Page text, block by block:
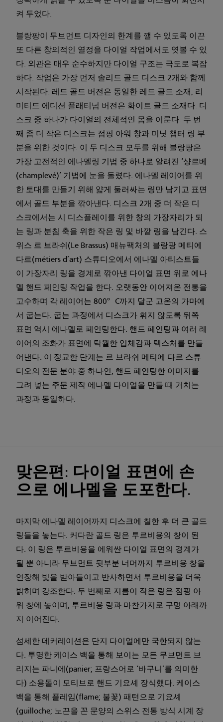
켜 두었다.
블랑팡이 무브먼트 디자인의 한계를 깰 수 있도록 이끈
또 다른 창의적인 열정을 다이얼 작업에서도 엿볼 수 있
다. 외관은 매우 순수하지만 다이얼 구조는 극도로 복잡
하다. 작업은 가장 먼저 솔리드 골드 디스크 2개와 함께
시작된다. 레드 골드 버전은 동일한 레드 골드 소재, 리
미티드 에디션 플래티넘 버전은 화이트 골드 소재다. 디
스크 중 하나가 다이얼의 전체적인 몸을 이룬다. 두 번
째 좀 더 작은 디스크는 점핑 아워 창과 미닛 챕터 링 부
분을 위한 것이다. 이 두 디스크 모두를 위해 블랑팡은
가장 고전적인 에나멜링 기법 중 하나로 알려진 ‘샹르베
(champlevé)’ 기법에 눈을 돌렸다. 에나멜 레이어를 위
한 토대를 만들기 위해 얇게 둘러싸는 링만 남기고 표면
에서 골드 부분을 깎아낸다. 디스크 2개 중 더 작은 디
스크에서는 시 디스플레이를 위한 창의 가장자리가 되
는 링과 분침 축을 위한 작은 링 및 바깥 링을 남긴다. 스
위스 르 브라쉬(Le Brassus) 매뉴팩처의 블랑팡 메티에
다르(métiers d’art) 스튜디오에서 에나멜 아티스트들
이 가장자리 링을 경계로 깎아낸 다이얼 표면 위로 에나
멜 핸드 페인팅 작업을 한다. 오랫동안 이어져온 전통을
고수하며 각 레이어는 800° C까지 달군 고온의 가마에
서 굽는다. 굽는 과정에서 디스크가 휘지 않도록 뒤쪽
표면 역시 에나멜로 페인팅한다. 핸드 페인팅과 여러 레
이어의 조화가 표면에 탁월한 입체감과 텍스처를 만들
어낸다. 이 정교한 단계는 르 브라쉬 메티에 다르 스튜
디오의 전문 분야 중 하나인, 핸드 페인팅한 이미지를
그려 넣는 주문 제작 에나멜 다이얼을 만들 때 거치는
과정과 동일하다.
맞은편: 다이얼 표면에 손
으로 에나멜을 도포한다.
마지막 에나멜 레이어까지 디스크에 칠한 후 더 큰 골드
링들을 놓는다. 커다란 골드 링은 투르비용의 창이 된
다. 이 링은 투르비용을 에워싼 다이얼 표면의 경계가
될 뿐 아니라 무브먼트 뒷부분 너머까지 투르비용 창을
연장해 빛을 받아들이고 반사하면서 투르비용을 더욱
밝히며 강조한다. 두 번째로 지름이 작은 링은 점핑 아
워 창에 놓이며, 투르비용 링과 마찬가지로 구멍 아래까
지 이어진다.
섬세한 데커레이션은 단지 다이얼에만 국한되지 않는
다. 투명한 케이스 백을 통해 보이는 모든 무브먼트 브
리지는 파니에(panier; 프랑스어로 ‘바구니’를 의미한
다) 소용돌이 모티브로 핸드 기요셰 장식했다. 케이스
백을 통해 플레임(flame; 불꽃) 패턴으로 기요셰
(guilloche; 노끈을 꼰 문양의 스위스 전통 방식 시계 장